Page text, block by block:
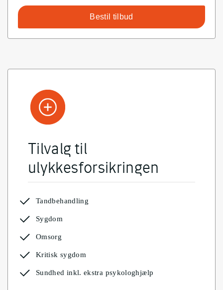
Bestil tilbud
Tilvalg til
ulykkesforsikringen
Tandbehandling
Sygdom
Omsorg
Kritisk sygdom
Sundhed inkl. ekstra psykologhjælp